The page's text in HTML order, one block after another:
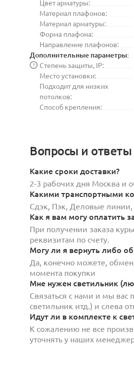
Цвет арматуры:
Материал плафонов:
Материал арматуры:
Форма плафона:
Направление плафонов:
Дополнительные параметры:
Степень защиты, IP:
?
Место установки:
Подходит для низких
потолков:
Способ крепления:
Вопросы и ответы
Какие сроки доставки?
2-3 рабочих дня Москва и
Какими транспортными
Сдэк, Пэк, Деловые линии,
Как я вам могу оплатить
При получении заказа
реквизитам по счету.
Могу ли я вернуть либо
Да, конечно можете,
момента покупки
Мне нужен светильник
Связаться с нами и мы вас
светильник итд.) и слева
Идут ли в комплекте к
К сожалению не все
уточнять у наших